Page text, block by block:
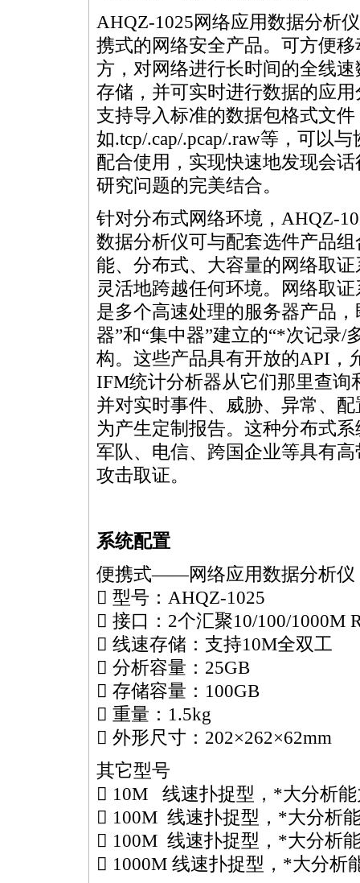
AHQZ-1025网络应用数据分析
携式的网络安全产品。可方便
方，对网络进行长时间的全线
存储，并可实时进行数据的应
支持导入标准的数据包格式文件
如.tcp/.cap/.pcap/.raw等，可以
配合使用，实现快速地发现会
研究问题的完美结合。
针对分布式网络环境，AHQZ-
数据分析仪可与配套选件产品
能、分布式、大容量的网络取
灵活地跨越任何环境。网络取
是多个高速处理的服务器产品，
器”和“集中器”建立的“*次记录/
构。这些产品具有开放的API，
IFM统计分析器从它们那里查
并对实时事件、威胁、异常、
为产生定制报告。这种分布式
军队、电信、跨国企业等具有
攻击取证。
系统配置
便携式——网络应用数据分析仪
 型号：AHQZ-1025
 接口：2个汇聚10/100/1000M
 线速存储：支持10M全双工
 分析容量：25GB
 存储容量：100GB
 重量：1.5kg
 外形尺寸：202×262×62mm
其它型号
 10M 线速扑捉型， *大分析
 100M 线速扑捉型， *大分析
 100M 线速扑捉型， *大分析
 1000M 线速扑捉型， *大分析